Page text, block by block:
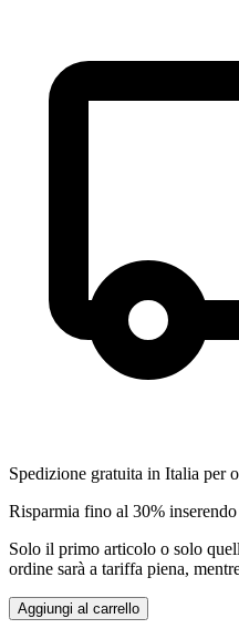
Spedizione gratuita in Italia per
Risparmia fino al 30%
Solo il primo articolo o solo
ordine sarà a tariffa piena,
Aggiungi al carrello